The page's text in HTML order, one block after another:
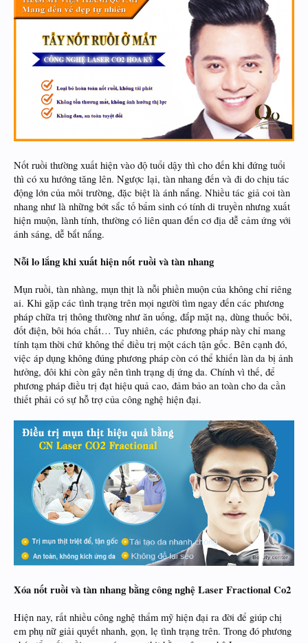
Nốt ruồi thường xuất hiện vào độ tuổi dậy thì cho đến khi đứng tuổi
thì có xu hướng tăng lên. Ngược lại, tàn nhang đến và đi do chịu tác
động lớn của môi trường, đặc biệt là ánh nắng. Nhiều tác giả coi tàn
nhang như là những bớt sắc tố bẩm sinh có tính di truyền nhưng xuất
hiện muộn, lành tính, thường có liên quan đến cơ địa dễ cảm ứng với
ánh sáng, dễ bắt nắng.
Nỗi lo lắng khi xuất hiện nốt ruồi và tàn nhang
Mụn ruồi, tàn nhàng, mụn thịt là nỗi phiền muộn của không chỉ riêng
ai. Khi gặp các tình trạng trên mọi người tìm ngay đến các phương
pháp chữa trị thông thường như ăn uống, đắp mặt nạ, dùng thuốc bôi,
đốt điện, bôi hóa chất… Tuy nhiên, các phương pháp này chỉ mang
tính tạm thời chứ không thể điều trị một cách tận gốc. Bên cạnh đó,
việc áp dụng không đúng phương pháp còn có thể khiến làn da bị ảnh
hưởng, đôi khi còn gây nên tình trạng dị ứng da. Chính vì thế, để
phương pháp điều trị đạt hiệu quả cao, đảm bảo an toàn cho da cần
thiết phải có sự hỗ trợ của công nghệ hiện đại.
Xóa nốt ruồi và tàn nhang bằng công nghệ Laser Fractional Co2
Hiện nay, rất nhiều công nghệ thẩm mỹ hiện đại ra đời để giúp chị
em phụ nữ giải quyết nhanh, gọn, lẹ tình trạng trên. Trong đó phương